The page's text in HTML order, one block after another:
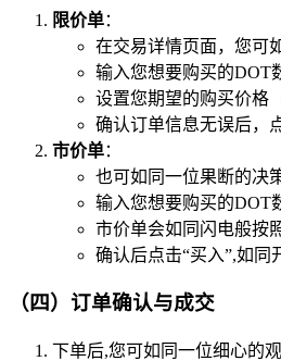
限价单：
在交易详情页面，您可
输入您想要购买的DOT
设置您期望的购买价格
确认订单信息无误后，
市价单：
也可如同一位果断的决
输入您想要购买的DOT
市价单会如同闪电般按
确认后点击“买入”,如同
（四）订单确认与成交
下单后,您可如同一位细心的